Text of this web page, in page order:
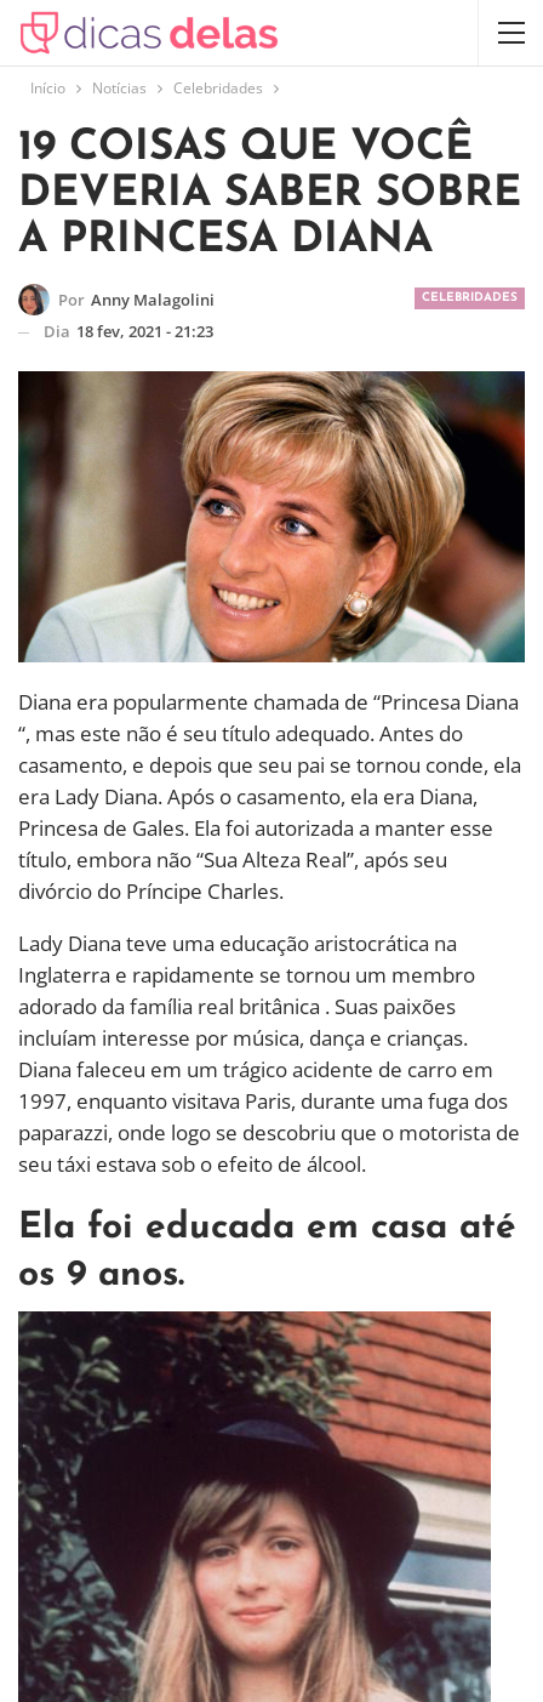
Início Notícias Celebridades
19 COISAS QUE VOCÊ
DEVERIA SABER SOBRE
A PRINCESA DIANA
CELEBRIDADES
Por Anny Malagolini
Dia 18 fev, 2021 - 21:23
Diana era popularmente chamada de “Princesa Diana
“, mas este não é seu título adequado. Antes do
casamento, e depois que seu pai se tornou conde, ela
era Lady Diana. Após o casamento, ela era Diana,
Princesa de Gales. Ela foi autorizada a manter esse
título, embora não “Sua Alteza Real”, após seu
divórcio do Príncipe Charles.
Lady Diana teve uma educação aristocrática na
Inglaterra e rapidamente se tornou um membro
adorado da família real britânica . Suas paixões
incluíam interesse por música, dança e crianças.
Diana faleceu em um trágico acidente de carro em
1997, enquanto visitava Paris, durante uma fuga dos
paparazzi, onde logo se descobriu que o motorista de
seu táxi estava sob o efeito de álcool.
Ela foi educada em casa até
os 9 anos.